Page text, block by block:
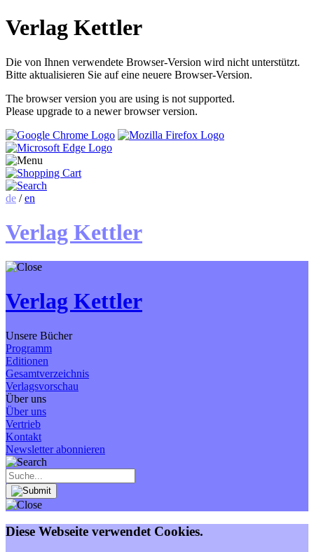
Verlag Kettler
Die von Ihnen verwendete Browser-Version wird nicht unterstützt.
Bitte aktualisieren Sie auf eine neuere Browser-Version.
The browser version you are using is not supported.
Please upgrade to a newer browser version.
de /en
Verlag Kettler
Verlag Kettler
Unsere Bücher
Programm
Editionen
Gesamtverzeichnis
Verlagsvorschau
Über uns
Über uns
Vertrieb
Kontakt
Newsletter abonnieren
Diese Webseite verwendet Cookies.